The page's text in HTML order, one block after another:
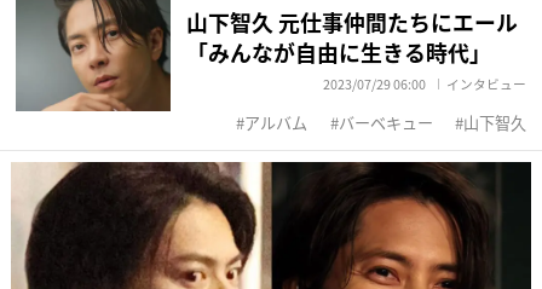
山下智久 元仕事仲間たちにエール
「みんなが自由に生きる時代」
2023/07/29 06:00 インタビュー
アルバム バーベキュー 山下智久